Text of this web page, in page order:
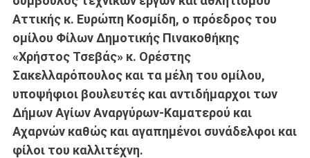
Αττικής κ. Ευρώπη Κοσμίδη, ο πρόεδρος του
ομίλου Φίλων Δημοτικής Πινακοθήκης
«Χρήστος Τσεβάς» κ. Ορέστης
Σακελλαρόπουλος και τα μέλη του ομίλου,
υποψήφιοι βουλευτές και αντιδήμαρχοι των
Δήμων Αγίων Αναργύρων-Καματερού και
Αχαρνών καθώς και αγαπημένοι συνάδελφοι και
φίλοι του καλλιτέχνη.